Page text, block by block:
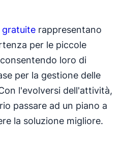
gratuite rappresentano
per le piccole
loro di
per la gestione delle
l'evolversi dell'attività,
passare ad un piano a
la soluzione migliore.